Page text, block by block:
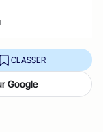
CLASSER
Google